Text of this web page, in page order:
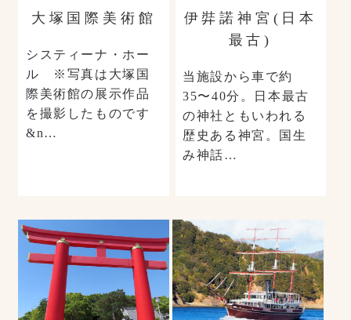
大塚国際美術館
システィーナ・ホー
ル ※写真は大塚国
際美術館の展示作品
を撮影したものです
&n…
伊弉諾神宮(日本
最古)
当施設から車で約
35〜40分。日本最古
の神社ともいわれる
歴史ある神宮。国生
み神話…